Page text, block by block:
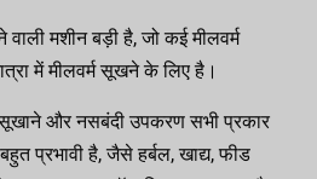
मशीन बड़ी है, जो कई मीलवर्म
में मीलवर्म सूखने के लिए है।
सूखाने और नसबंदी उपकरण सभी प्रकार
प्रभावी है, जैसे हर्बल, खाद्य, फीड